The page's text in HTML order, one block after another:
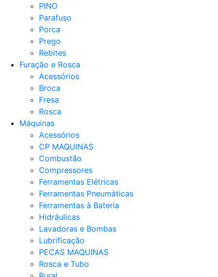
PINO
Parafuso
Porca
Prego
Rebites
Furação e Rosca
Acessórios
Broca
Fresa
Rosca
Máquinas
Acessórios
CP MAQUINAS
Combustão
Compressores
Ferramentas Elétricas
Ferramentas Pneumáticas
Ferramentas à Bateria
Hidráulicas
Lavadoras e Bombas
Lubrificação
PECAS MAQUINAS
Rosca e Tubo